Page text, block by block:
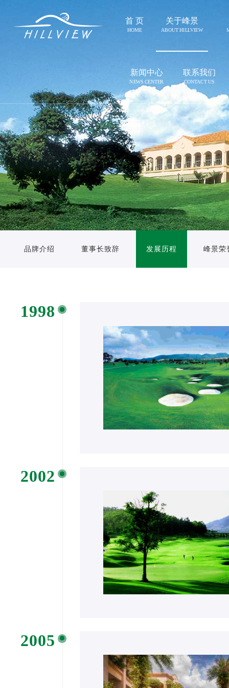
首 页
HOME
关于峰景
ABOUT HILLVIEW
新闻中心
NEWS CENTER
联系我们
CONTACT US
品牌介绍 董事长致辞 发展历程 峰景荣
1998
2002
2005